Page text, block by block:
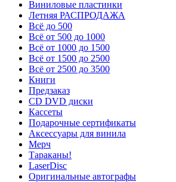
Виниловые пластинки
Летняя РАСПРОДАЖА
Всё до 500
Всё от 500 до 1000
Всё от 1000 до 1500
Всё от 1500 до 2500
Всё от 2500 до 3500
Книги
Предзаказ
CD DVD диски
Кассеты
Подарочные сертификаты
Аксессуары для винила
Мерч
Тараканы!
LaserDisc
Оригинальные автографы